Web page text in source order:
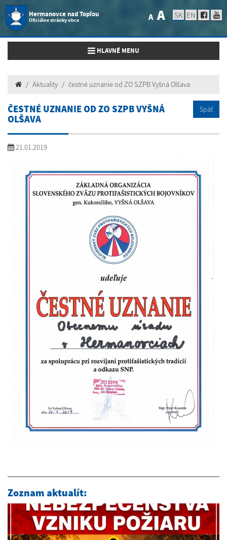
Hermanovce nad Topľou
Oficiálne stránky obce A A SK EN
Toggle navigation
HLAVNÉ MENU
Aktuality čestné uznanie od ZO SZPB Vyšná Olšava
ČESTNÉ UZNANIE OD ZO SZPB VYŠNÁ
OLŠAVA
Späť
21.01.2019
Zoznam aktualít: